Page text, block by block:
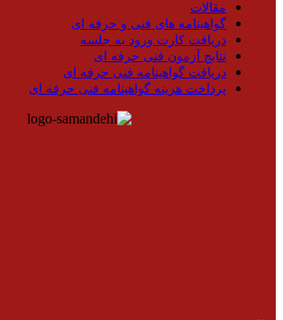
مقالات
گواهینامه های فنی و حرفه ای
دریافت کارت ورود به جلسه
نتایج آزمون فنی حرفه ای
دریافت گواهینامه فنی حرفه ای
پرداخت هزینه گواهینامه فنی حرفه ای